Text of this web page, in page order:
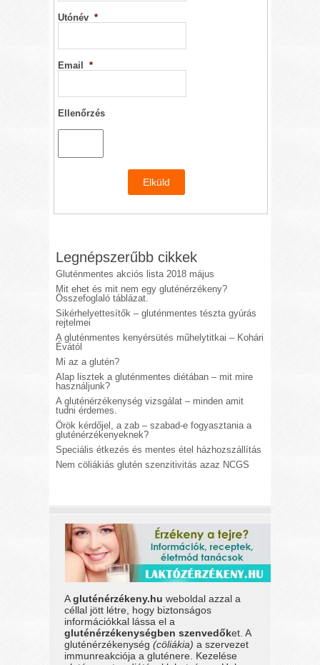
Utónév *
Email *
Ellenőrzés
Legnépszerűbb cikkek
Gluténmentes akciós lista 2018 május
Mit ehet és mit nem egy gluténérzékeny?
Összefoglaló táblázat.
Sikérhelyettesítők – gluténmentes tészta gyúrás
rejtelmei
A gluténmentes kenyérsütés műhelytitkai – Kohári
Évától
Mi az a glutén?
Alap lisztek a gluténmentes diétában – mit mire
használjunk?
A gluténérzékenység vizsgálat – minden amit
tudni érdemes.
Örök kérdőjel, a zab – szabad-e fogyasztania a
gluténérzékenyeknek?
Speciális étkezés és mentes étel házhozszállítás
Nem cöliákiás glutén szenzitivitás azaz NCGS
Agluténérzékeny.hu weboldal azzal a
céllal jött létre, hogy biztonságos
információkkal lássa el a
gluténérzékenységben szenvedőket. A
gluténérzékenység(cöliákia) a szervezet
immunreakciója a gluténere. Kezelése